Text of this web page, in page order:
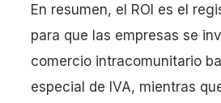
En resumen, el ROI es el
para que las empresas se
comercio intracomunitario
especial de IVA, mientras